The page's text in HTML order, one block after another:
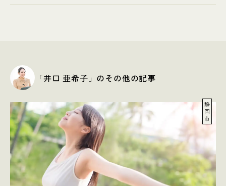
「井口 亜希子」のその他の記事
静
岡
市